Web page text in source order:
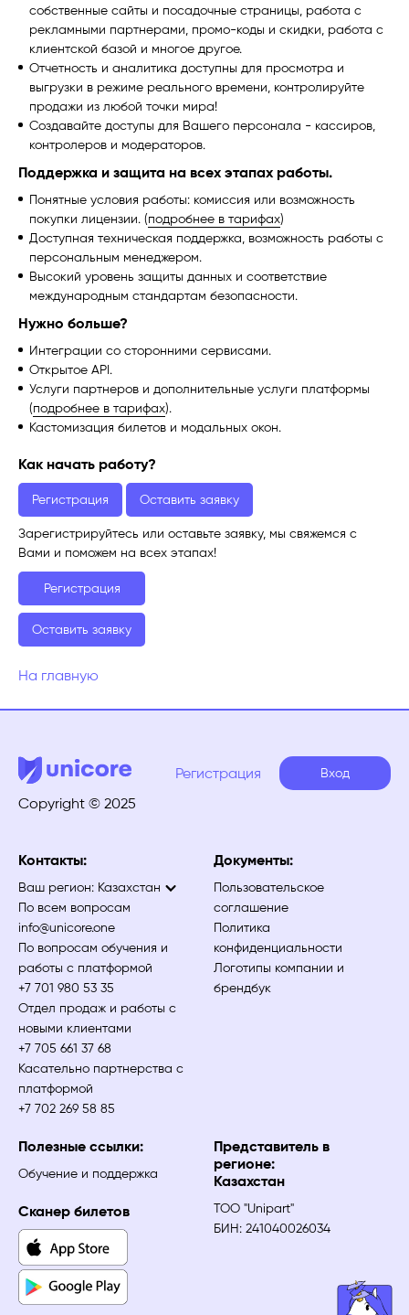
собственные сайты и посадочные страницы, работа с
рекламными партнерами, промо-коды и скидки, работа с
клиентской базой и многое другое.
Отчетность и аналитика доступны для просмотра и
выгрузки в режиме реального времени, контролируйте
продажи из любой точки мира!
Создавайте доступы для Вашего персонала - кассиров,
контролеров и модераторов.
Поддержка и защита на всех этапах работы.
Понятные условия работы: комиссия или возможность
покупки лицензии. (подробнее в тарифах)
Доступная техническая поддержка, возможность работы с
персональным менеджером.
Высокий уровень защиты данных и соответствие
международным стандартам безопасности.
Нужно больше?
Интеграции со сторонними сервисами.
Открытое API.
Услуги партнеров и дополнительные услуги платформы
(подробнее в тарифах).
Кастомизация билетов и модальных окон.
Как начать работу?
Регистрация Оставить заявку
Зарегистрируйтесь или оставьте заявку, мы свяжемся с
Вами и поможем на всех этапах!
Регистрация
Оставить заявку
На главную
Copyright © 2025
Регистрация Вход
Контакты:
Ваш регион: Казахстан
По всем вопросам
info@unicore.one
По вопросам обучения и
работы с платформой
+7 701 980 53 35
Отдел продаж и работы с
новыми клиентами
+7 705 661 37 68
Касательно партнерства с
платформой
+7 702 269 58 85
Документы:
Пользовательское
соглашение
Политика
конфиденциальности
Логотипы компании и
брендбук
Полезные ссылки:
Обучение и поддержка
Сканер билетов
Представитель в
регионе:
Казахстан
ТОО "Unipart"
БИН: 241040026034